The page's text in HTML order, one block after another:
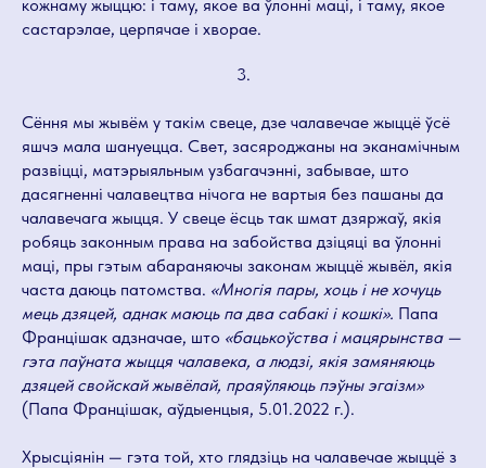
кожнаму жыццю: і таму, якое ва ўлонні маці, і таму, якое
састарэлае, церпячае і хворае.
3.
Сёння мы жывём у такім свеце, дзе чалавечае жыццё ўсё
яшчэ мала шануецца. Свет, засяроджаны на эканамічным
развіцці, матэрыяльным узбагачэнні, забывае, што
дасягненні чалавецтва нічога не вартыя без пашаны да
чалавечага жыцця. У свеце ёсць так шмат дзяржаў, якія
робяць законным права на забойства дзіцяці ва ўлонні
маці, пры гэтым абараняючы законам жыццё жывёл, якія
часта даюць патомства. «Многія пары, хоць і не хочуць
мець дзяцей, аднак маюць па два сабакі і кошкі». Папа
Францішак адзначае, што «бацькоўства і мацярынства —
гэта паўната жыцця чалавека, а людзі, якія замяняюць
дзяцей свойскай жывёлай, праяўляюць пэўны эгаізм»
(Папа Францішак, аўдыенцыя, 5.01.2022 г.).
Хрысціянін — гэта той, хто глядзіць на чалавечае жыццё з